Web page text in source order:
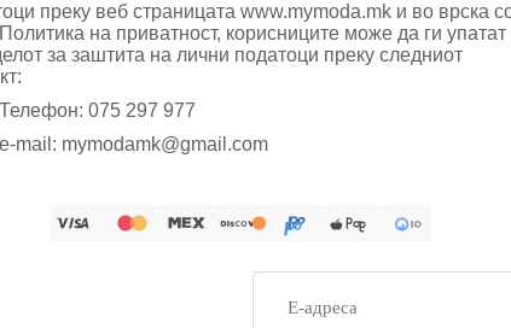
преку веб страницата www.mymoda.mk и во врска
на приватност, корисниците може да ги упатат
за заштита на лични податоци преку следниот
Телефон: 075 297 977
e-mail: mymodamk@gmail.com
пошта
Политика за приватност
Политика за враќање на средства
Услови за користење